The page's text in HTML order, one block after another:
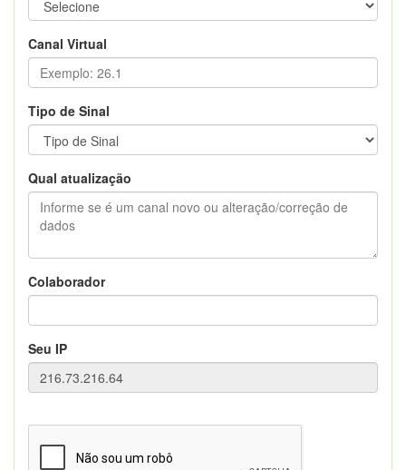
Canal Virtual
Tipo de Sinal
Qual atualização
Colaborador
Seu IP